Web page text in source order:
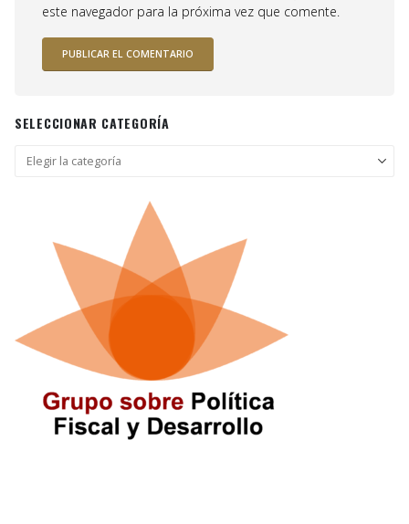
este navegador para la próxima vez que comente.
SELECCIONAR CATEGORÍA
Seleccionar
categoría